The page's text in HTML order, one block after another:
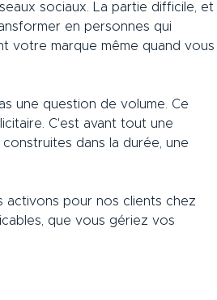
sociaux. La partie difficile, et
en personnes qui
votre marque même quand vous
une question de volume. Ce
C'est avant tout une
dans la durée, une
activons pour nos clients chez
que vous gériez vos